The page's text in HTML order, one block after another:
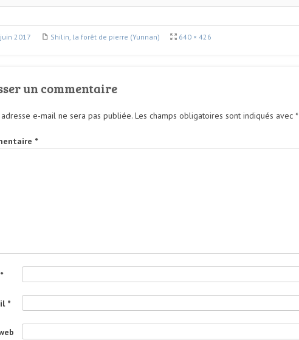
2017 Shilin, la forêt de pierre (Yunnan) 640 × 426
un commentaire
e-mail ne sera pas publiée. Les champs obligatoires sont indiqués avec *
*
*
*